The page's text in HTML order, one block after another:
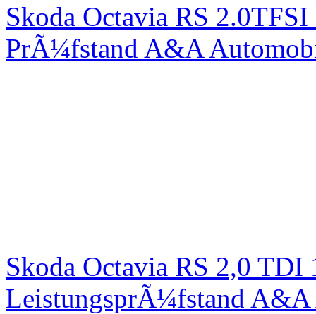
Skoda Octavia RS
PrÃ¼fstand A&A
Skoda Octavia RS 2,0
LeistungsprÃ¼fstand